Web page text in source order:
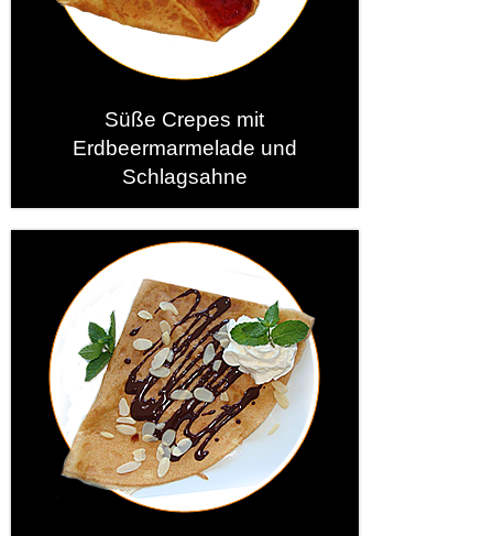
Süße Crepes mit
Erdbeermarmelade und
Schlagsahne